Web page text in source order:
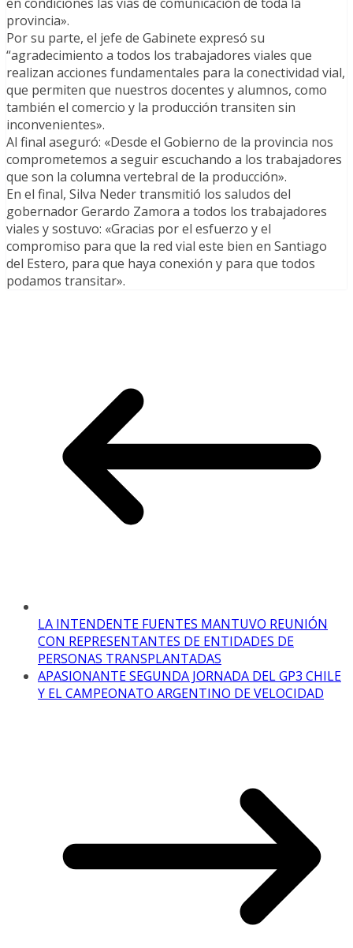
provincia».
Por su parte, el jefe de Gabinete expresó su
“agradecimiento a todos los trabajadores viales que
realizan acciones fundamentales para la conectividad vial,
que permiten que nuestros docentes y alumnos, como
también el comercio y la producción transiten sin
inconvenientes».
Al final aseguró: «Desde el Gobierno de la provincia nos
comprometemos a seguir escuchando a los trabajadores
que son la columna vertebral de la producción».
En el final, Silva Neder transmitió los saludos del
gobernador Gerardo Zamora a todos los trabajadores
viales y sostuvo: «Gracias por el esfuerzo y el
compromiso para que la red vial este bien en Santiago
del Estero, para que haya conexión y para que todos
podamos transitar».
LA INTENDENTE FUENTES MANTUVO REUNIÓN
CON REPRESENTANTES DE ENTIDADES DE
PERSONAS TRANSPLANTADAS
APASIONANTE SEGUNDA JORNADA DEL GP3 CHILE
Y EL CAMPEONATO ARGENTINO DE VELOCIDAD